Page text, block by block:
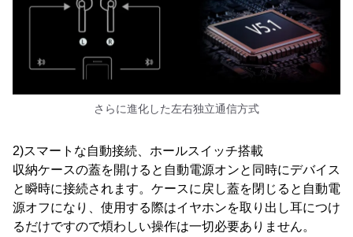
さらに進化した左右独立通信方式
2)スマートな自動接続、ホールスイッチ搭載
収納ケースの蓋を開けると自動電源オンと同時にデバイス
と瞬時に接続されます。ケースに戻し蓋を閉じると自動電
源オフになり、使用する際はイヤホンを取り出し耳につけ
るだけですので煩わしい操作は一切必要ありません。